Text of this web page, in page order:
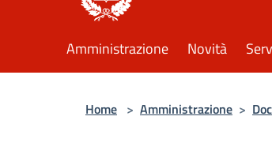
Amministrazione Novità
Home > Amministrazione >